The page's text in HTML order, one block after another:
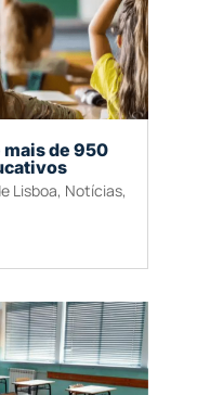
de 950
Lisboa, Notícias,